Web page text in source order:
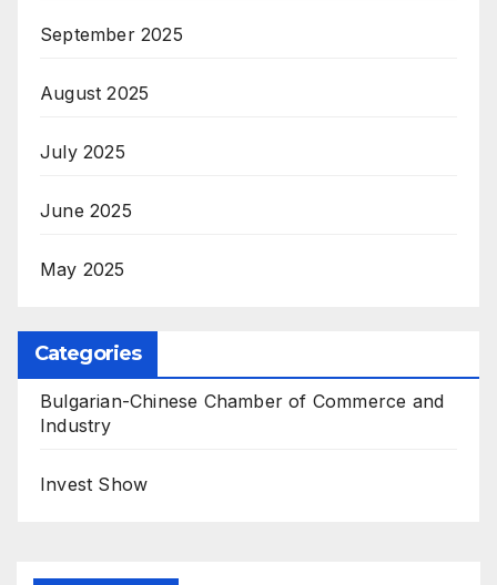
September 2025
August 2025
July 2025
June 2025
May 2025
Categories
Bulgarian-Chinese Chamber of Commerce and
Industry
Invest Show